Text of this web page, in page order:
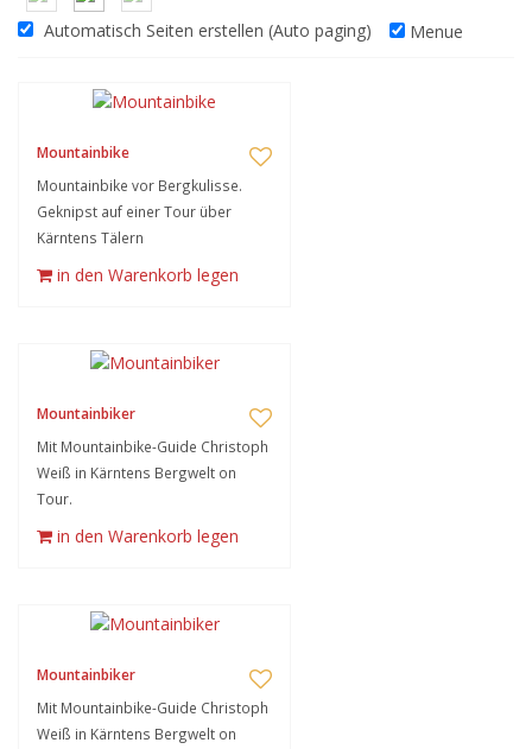
Automatisch Seiten erstellen (Auto paging) Menue
Mountainbike
Mountainbike vor Bergkulisse.
Geknipst auf einer Tour über
Kärntens Tälern
in den Warenkorb legen
Mountainbiker
Mit Mountainbike-Guide Christoph
Weiß in Kärntens Bergwelt on
Tour.
in den Warenkorb legen
Mountainbiker
Mit Mountainbike-Guide Christoph
Weiß in Kärntens Bergwelt on